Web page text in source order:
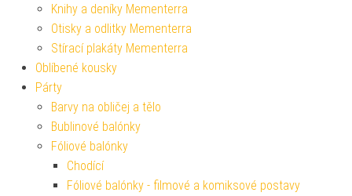
Knihy a deníky Mementerra
Otisky a odlitky Mementerra
Stírací plakáty Mementerra
Oblíbené kousky
Párty
Barvy na obličej a tělo
Bublinové balónky
Fóliové balónky
Chodící
Fóliové balónky - filmové a komiksové postavy